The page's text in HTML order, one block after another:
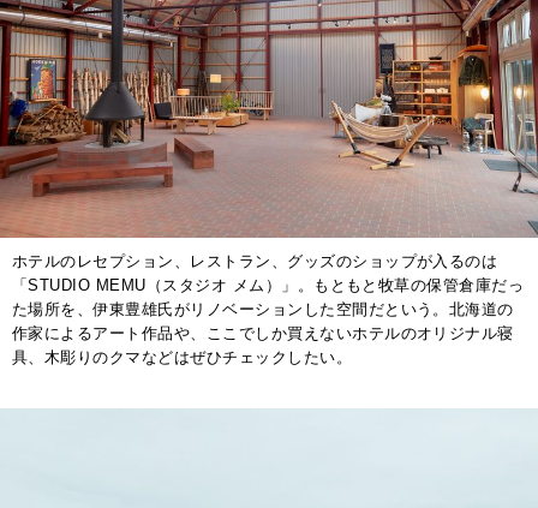
ホテルのレセプション、レストラン、グッズのショップが入るのは
「STUDIO MEMU（スタジオ メム）」。もともと牧草の保管倉庫だっ
た場所を、伊東豊雄氏がリノベーションした空間だという。北海道の
作家によるアート作品や、ここでしか買えないホテルのオリジナル寝
具、木彫りのクマなどはぜひチェックしたい。